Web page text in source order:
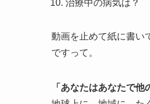
治療中の病気は？
動画を止めて紙に書い
ですって。
「あなたはあなたで他